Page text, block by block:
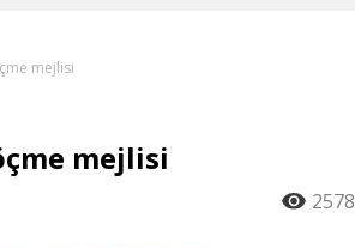
mejlisi
mejlisi
2578